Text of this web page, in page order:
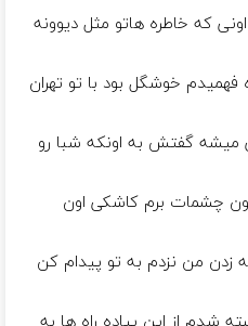
که خاطره هاتو مثل دیوونه
فهمیدم خوشگل بود با تو تهران
میشه گفتش به اونکه شبا رو
چشمات برم کاشکی اون
زدن من نزدم به تو پیدام کن